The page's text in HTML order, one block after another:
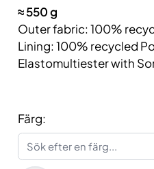
≈550g
Outer fabric: 100%
Lining: 100% recycled
Elastomultiester with
Färg:
Sök efter en färg